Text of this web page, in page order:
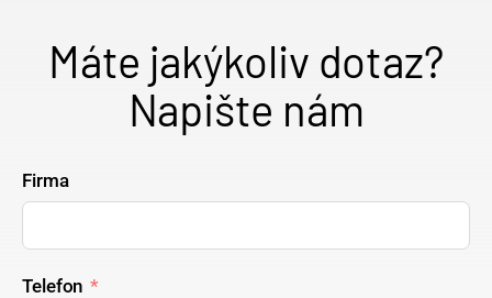
Máte jakýkoliv dotaz?
Napište nám
Firma
Telefon